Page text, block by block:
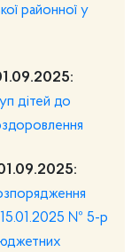
районної у
дітей до
15.01.2025 № 5-р